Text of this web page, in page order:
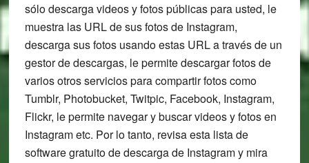
sólo descarga videos y fotos públicas para usted, le
muestra las URL de sus fotos de Instagram,
descarga sus fotos usando estas URL a través de un
gestor de descargas, le permite descargar fotos de
varios otros servicios para compartir fotos como
Tumblr, Photobucket, Twitpic, Facebook, Instagram,
Flickr, le permite navegar y buscar videos y fotos en
Instagram etc. Por lo tanto, revisa esta lista de
software gratuito de descarga de Instagram y mira